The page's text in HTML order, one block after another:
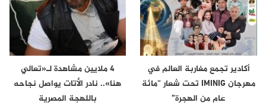
أكادير تجمع مغاربة العالم في
مهرجان IMINIG تحت شعار “مائة
عام من الهجرة”
4 ملايين مشاهدة لـ«تعالي
هنا».. نادر الأتات يواصل نجاحه
باللهجة المصرية